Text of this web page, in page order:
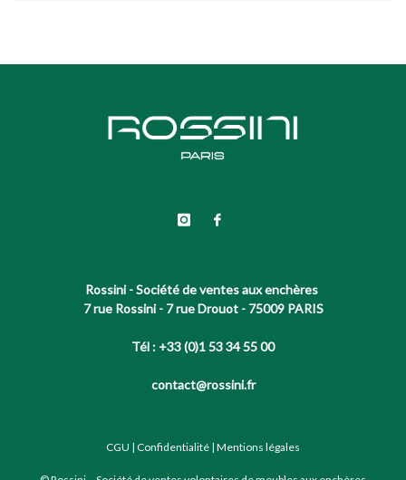
Rossini - Société de ventes aux enchères
7 rue Rossini - 7 rue Drouot - 75009 PARIS
Tél : +33 (0)1 53 34 55 00
contact@rossini.fr
CGU | Confidentialité | Mentions légales